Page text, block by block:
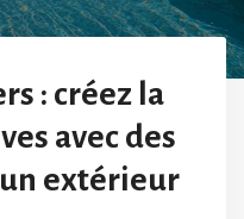
: créez la
avec des
extérieur